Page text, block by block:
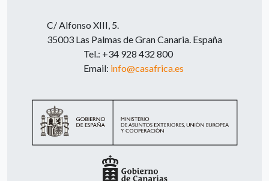
C/ Alfonso XIII, 5.
35003 Las Palmas de Gran Canaria. España
Tel.: +34 928 432 800
Email: info@casafrica.es